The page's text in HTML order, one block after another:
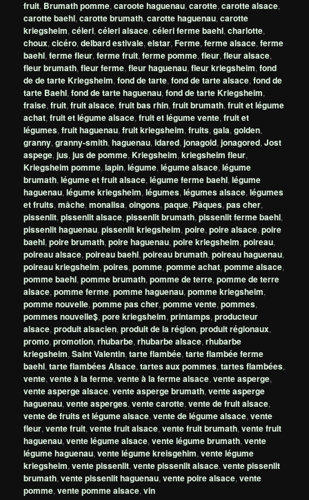
fruit, Brumath pomme,caroote haguenau,carotte,carotte alsace,
carotte baehl,carotte brumath,carotte haguenau,carotte
kriegsheim,céleri,céleri alsace,céleri ferme baehl,charlotte,
choux,cicéro,delbard estivale,elstar,Ferme,ferme alsace,ferme
baehl,ferme fleur,ferme fruit,ferme pomme,fleur,fleur alsace,
fleur brumath,fleur ferme,fleur haguenau,fleur kriegsheim,fond
de de tarte Kriegsheim,fond de tarte,fond de tarte alsace,fond de
tarte Baehl,fond de tarte haguenau,fond de tarte Kriegsheim,
fraise,fruit,fruit alsace,fruit bas rhin,fruit brumath,fruit et légume
achat,fruit et légume alsace,fruit et légume vente,fruit et
légumes,fruit haguenau,fruit kriegsheim,fruits,gala,golden,
granny,granny-smith,haguenau,idared,jonagold,jonagored,Jost
aspege,jus,jus de pomme,Kriegsheim,kriegsheim fleur,
Kriegsheim pomme,lapin,légume,légume alsace,légume
brumath,légume et fruit alsace,légume ferme baehl,légume
haguenau,légume kriegsheim,légumes,légumes alsace,légumes
et fruits,mâche,monalisa,oingons,paque, Pâques,pas cher,
pissenlit,pissenlit alsace,pissenlit brumath,pissenlit ferme baehl,
pissenlit haguenau,pissenlit kriegsheim,poire,poire alsace,poire
baehl,poire brumath,poire haguenau,poire kriegsheim,poireau,
poireau alsace,poireau baehl,poireau brumath,poireau haguenau,
poireau kriegsheim,poires,pomme,pomme achat,pomme alsace,
pomme baehl,pomme brumath,pomme de terre,pomme de terre
alsace,pomme ferme,pomme haguenau,pomme kriegsheim,
pomme nouvelle,pomme pas cher,pomme vente,pommes,
pommes nouvelle$,pore kriegsheim,printamps,producteur
alsace,produit alsacien,produit de la région,produit régionaux,
promo,promotion,rhubarbe,rhubarbe alsace,rhubarbe
kriegsheim,Saint Valentin,tarte flambée,tarte flambée ferme
baehl,tarte flambées Alsace,tartes aux pommes,tartes flambées,
vente,vente à la ferme,vente à la ferme alsace,vente asperge,
vente asperge alsace,vente asperge brumath,vente asperge
haguenau,vente asperges,vente carotte,vente de fruit alsace,
vente de fruits et légume alsace,vente de légume alsace,vente
fleur,vente fruit,vente fruit alsace,vente fruit brumath,vente fruit
haguenau,vente légume alsace,vente légume brumath,vente
légume haguenau,vente légume kreisgehim,vente légume
kriegsheim,vente pissenlit,vente pissenlit alsace,vente pissenlit
brumath,vente pissenlit haguenau,vente poire alsace,vente
pomme,vente pomme alsace,vin